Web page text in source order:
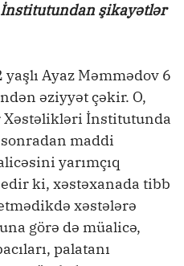
şikayətlər
Ayaz Məmmədov 6
əziyyət çəkir. O,
Xəstəlikləri İnstitutunda
maddi
yarımçıq
ki, xəstəxanada tibb
xəstələrə
görə də müalicə,
palatanı